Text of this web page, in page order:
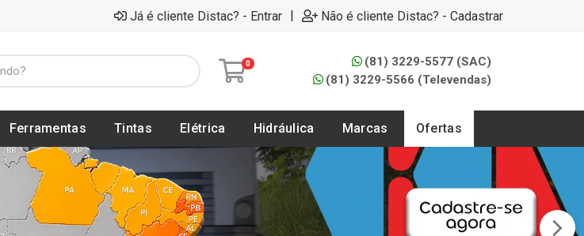
Já é cliente Distac? - Entrar | Não é cliente Distac? - Cadastrar
0
(81) 3229-5577 (SAC)
(81) 3229-5566 (Televendas)
Ferramentas Tintas Elétrica Hidráulica Marcas Ofertas